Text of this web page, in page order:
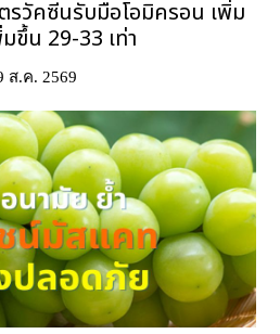
วัคซีนรับมือโอมิครอน เพิ่ม
ขึ้น 29-33 เท่า
ส.ค. 2569